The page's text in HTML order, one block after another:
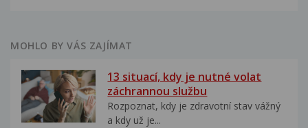
MOHLO BY VÁS ZAJÍMAT
13 situací, kdy je nutné volat
záchrannou službu
Rozpoznat, kdy je zdravotní stav vážný
a kdy už je...